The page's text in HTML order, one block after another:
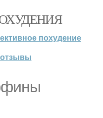
похудение
отзывы